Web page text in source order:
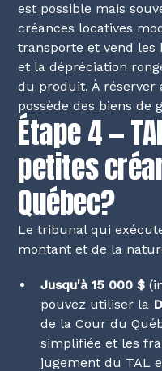
est possible mais
créances locatives
transporte et vend les
et la dépréciation
du produit. À réserver
possède des biens de
Étape 4 —
petites
Québec?
Le tribunal qui
montant et de la
Jusqu'à 15 000 $
pouvez utiliser la
de la Cour du
simplifiée et les
jugement du TAL